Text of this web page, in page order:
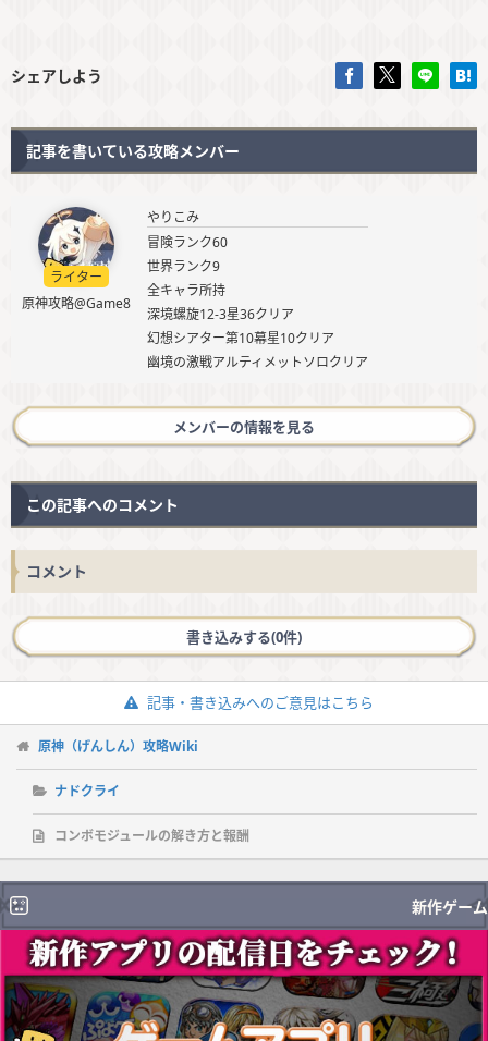
シェアしよう
記事を書いている攻略メンバー
ライター
原神攻略@Game8
やりこみ
冒険ランク60
世界ランク9
全キャラ所持
深境螺旋12-3星36クリア
幻想シアター第10幕星10クリア
幽境の激戦アルティメットソロクリア
メンバーの情報を見る
この記事へのコメント
コメント
書き込みする(0件)
記事・書き込みへのご意見はこちら
原神（げんしん）攻略Wiki
ナドクライ
コンボモジュールの解き方と報酬
新作ゲーム